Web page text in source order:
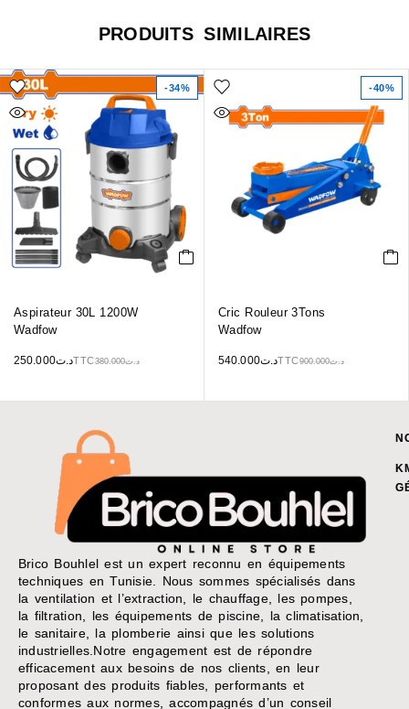
PRODUITS SIMILAIRES
-34%
Aspirateur 30L 1200W
Wadfow
د.ت380.000 د.ت250.000 TTC
-40%
Cric Rouleur 3Tons
Wadfow
د.ت900.000 د.ت540.000 TTC
Brico Bouhlel est un expert reconnu en équipements
techniques en Tunisie. Nous sommes spécialisés dans
la ventilation et l’extraction, le chauffage, les pompes,
la filtration, les équipements de piscine, la climatisation,
le sanitaire, la plomberie ainsi que les solutions
industrielles.Notre engagement est de répondre
efficacement aux besoins de nos clients, en leur
proposant des produits fiables, performants et
conformes aux normes, accompagnés d’un conseil